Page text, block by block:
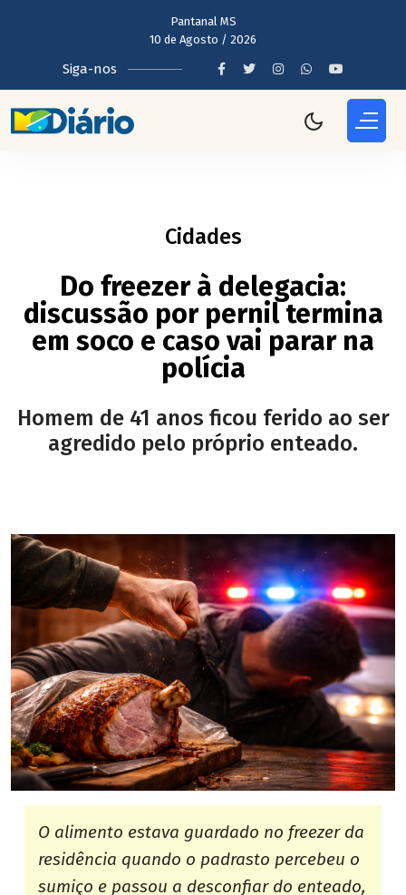
Pantanal MS
10 de Agosto / 2026
Siga-nos
Cidades
Do freezer à delegacia:
discussão por pernil termina
em soco e caso vai parar na
polícia
Homem de 41 anos ficou ferido ao ser
agredido pelo próprio enteado.
O alimento estava guardado no freezer da
residência quando o padrasto percebeu o
sumiço e passou a desconfiar do enteado,